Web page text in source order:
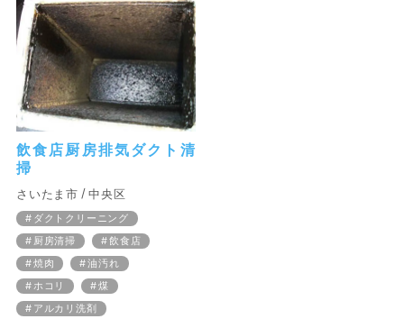
飲食店厨房排気ダクト清
掃
さいたま市 中央区
ダクトクリーニング
厨房清掃
飲食店
焼肉
油汚れ
ホコリ
煤
アルカリ洗剤